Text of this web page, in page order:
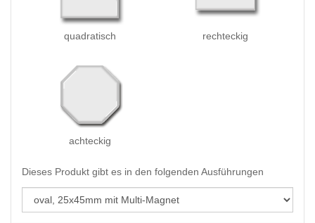
quadratisch rechteckig
achteckig
Dieses Produkt gibt es in den folgenden Ausführungen